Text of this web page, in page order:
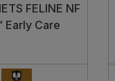
FELINE NF
Early Care